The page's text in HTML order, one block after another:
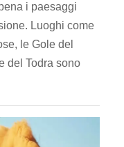
i paesaggi
Luoghi come
le Gole del
del Todra sono